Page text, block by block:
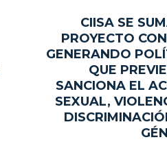
CIISA SE
PROYECTO
GENERANDO
QUE
SANCIONA EL
SEXUAL,